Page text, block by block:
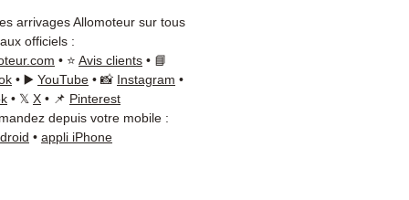
Sie uns unter+33 6
54(WhatsApp verfügbar)
bis Freitag, 9h-18h.
arrivages Allomoteur sur tous
officiels :
• ⭐ Avis clients • 📘
• ▶️ YouTube • 📸 Instagram •
• 𝕏 X • 📌 Pinterest
depuis votre mobile :
• appli iPhone